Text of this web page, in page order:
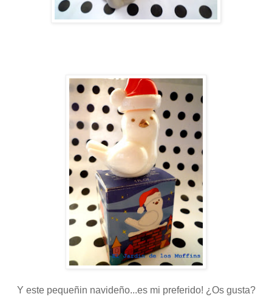
Y este pequeñin navideño...es mi preferido! ¿Os gusta?